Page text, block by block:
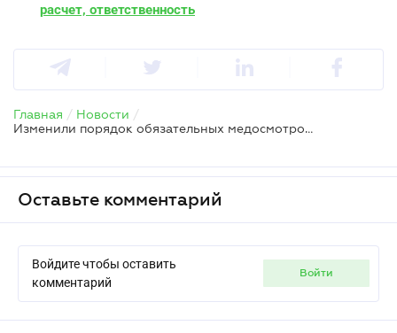
расчет, ответственность
Главная / Новости /
Изменили порядок обязательных медосмотров работников – приказ Минздрава
Оставьте комментарий
Войдите чтобы оставить
комментарий
войти